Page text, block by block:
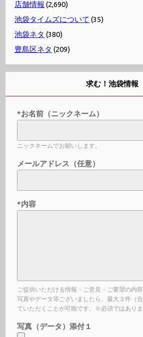
店舗情報 (2,690)
池袋タイムズについて (35)
池袋ネタ (380)
豊島区ネタ (209)
求む！池袋情報
*お名前（ニックネーム）
ニックネームでお願いします。
メールアドレス（任意）
*内容
ご提供いただける情報・ご意見・ご要望の内
写真やデータ等ございましたら、最大３件（
ていただくことが可能です。※必須ではあり
写真（データ）添付１